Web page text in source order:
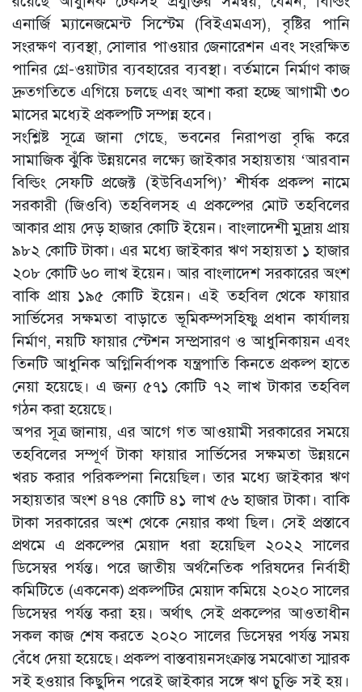
এনার্জি ম্যানেজমেন্ট সিস্টেম (বিইএমএস), বৃষ্টির পানি
সংরক্ষণ ব্যবস্থা, সোলার পাওয়ার জেনারেশন এবং সংরক্ষিত
পানির গ্রে-ওয়াটার ব্যবহারের ব্যবস্থা। বর্তমানে নির্মাণ কাজ
দ্রুতগতিতে এগিয়ে চলছে এবং আশা করা হচ্ছে আগামী ৩০
মাসের মধ্যেই প্রকল্পটি সম্পন্ন হবে।
সংশ্লিষ্ট সূত্রে জানা গেছে, ভবনের নিরাপত্তা বৃদ্ধি করে
সামাজিক ঝুঁকি উন্নয়নের লক্ষ্যে জাইকার সহায়তায় ‘আরবান
বিল্ডিং সেফটি প্রজেক্ট (ইউবিএসপি)’ শীর্ষক প্রকল্প নামে
সরকারী (জিওবি) তহবিলসহ এ প্রকল্পের মোট তহবিলের
আকার প্রায় দেড় হাজার কোটি ইয়েন। বাংলাদেশী মুদ্রায় প্রায়
৯৮২ কোটি টাকা। এর মধ্যে জাইকার ঋণ সহায়তা ১ হাজার
২০৮ কোটি ৬০ লাখ ইয়েন। আর বাংলাদেশ সরকারের অংশ
বাকি প্রায় ১৯৫ কোটি ইয়েন। এই তহবিল থেকে ফায়ার
সার্ভিসের সক্ষমতা বাড়াতে ভূমিকম্পসহিষ্ণু প্রধান কার্যালয়
নির্মাণ, নয়টি ফায়ার স্টেশন সম্প্রসারণ ও আধুনিকায়ন এবং
তিনটি আধুনিক অগ্নিনির্বাপক যন্ত্রপাতি কিনতে প্রকল্প হাতে
নেয়া হয়েছে। এ জন্য ৫৭১ কোটি ৭২ লাখ টাকার তহবিল
গঠন করা হয়েছে।
অপর সূত্র জানায়, এর আগে গত আওয়ামী সরকারের সময়ে
তহবিলের সম্পূর্ণ টাকা ফায়ার সার্ভিসের সক্ষমতা উন্নয়নে
খরচ করার পরিকল্পনা নিয়েছিল। তার মধ্যে জাইকার ঋণ
সহায়তার অংশ ৪৭৪ কোটি ৪১ লাখ ৫৬ হাজার টাকা। বাকি
টাকা সরকারের অংশ থেকে নেয়ার কথা ছিল। সেই প্রস্তাবে
প্রথমে এ প্রকল্পের মেয়াদ ধরা হয়েছিল ২০২২ সালের
ডিসেম্বর পর্যন্ত। পরে জাতীয় অর্থনৈতিক পরিষদের নির্বাহী
কমিটিতে (একনেক) প্রকল্পটির মেয়াদ কমিয়ে ২০২০ সালের
ডিসেম্বর পর্যন্ত করা হয়। অর্থাৎ সেই প্রকল্পের আওতাধীন
সকল কাজ শেষ করতে ২০২০ সালের ডিসেম্বর পর্যন্ত সময়
বেঁধে দেয়া হয়েছে। প্রকল্প বাস্তবায়নসংক্রান্ত সমঝোতা স্মারক
সই হওয়ার কিছুদিন পরেই জাইকার সঙ্গে ঋণ চুক্তি সই হয়।